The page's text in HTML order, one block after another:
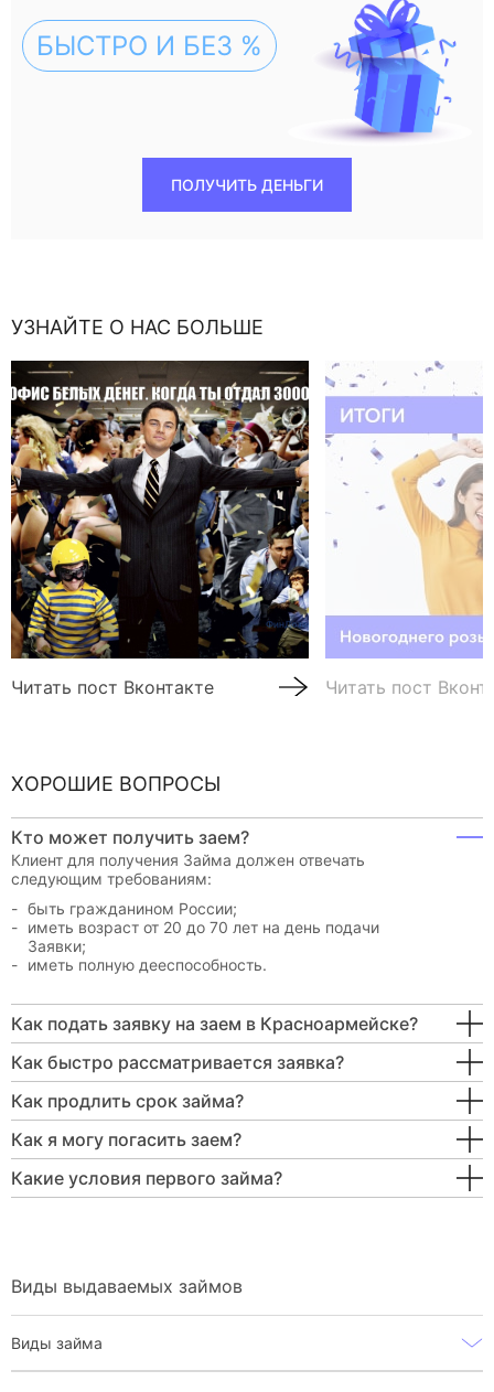
БЫСТРО И БЕЗ %
ПОЛУЧИТЬ ДЕНЬГИ
УЗНАЙТЕ О НАС БОЛЬШЕ
Читать пост Вконтакте Читать пост
ХОРОШИЕ ВОПРОСЫ
Кто может получить заем?
Клиент для получения Займа должен отвечать
следующим требованиям:
быть гражданином России;
иметь возраст от 20 до 70 лет на день подачи
Заявки;
иметь полную дееспособность.
Как подать заявку на заем в Красноармейске?
Как быстро рассматривается заявка?
Как продлить срок займа?
Как я могу погасить заем?
Какие условия первого займа?
Виды выдаваемых займов
Виды займа